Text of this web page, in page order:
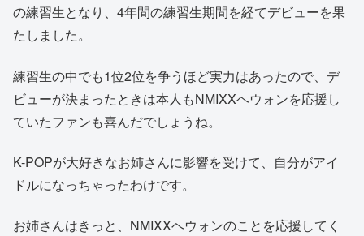
の練習生となり、4年間の練習生期間を経てデビューを果
たしました。
練習生の中でも1位2位を争うほど実力はあったので、デ
ビューが決まったときは本人もNMIXXヘウォンを応援し
ていたファンも喜んだでしょうね。
K-POPが大好きなお姉さんに影響を受けて、自分がアイ
ドルになっちゃったわけです。
お姉さんはきっと、NMIXXヘウォンのことを応援してく